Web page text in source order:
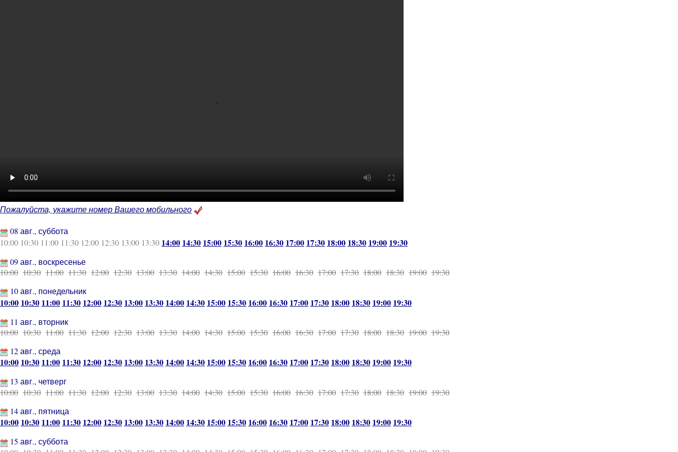
Пожалуйста, укажите номер Вашего мобильного
08 авг., суббота
10:00 10:30 11:00 11:30 12:00 12:30 13:00 13:30 14:00 14:30 15:00 15:30 16:00 16:30 17:00 17:30 18:00 18:30 19:00 19:30
09 авг., воскресенье
10:00 10:30 11:00 11:30 12:00 12:30 13:00 13:30 14:00 14:30 15:00 15:30 16:00 16:30 17:00 17:30 18:00 18:30 19:00 19:30
10 авг., понедельник
10:00 10:30 11:00 11:30 12:00 12:30 13:00 13:30 14:00 14:30 15:00 15:30 16:00 16:30 17:00 17:30 18:00 18:30 19:00 19:30
11 авг., вторник
10:00 10:30 11:00 11:30 12:00 12:30 13:00 13:30 14:00 14:30 15:00 15:30 16:00 16:30 17:00 17:30 18:00 18:30 19:00 19:30
12 авг., среда
10:00 10:30 11:00 11:30 12:00 12:30 13:00 13:30 14:00 14:30 15:00 15:30 16:00 16:30 17:00 17:30 18:00 18:30 19:00 19:30
13 авг., четверг
10:00 10:30 11:00 11:30 12:00 12:30 13:00 13:30 14:00 14:30 15:00 15:30 16:00 16:30 17:00 17:30 18:00 18:30 19:00 19:30
14 авг., пятница
10:00 10:30 11:00 11:30 12:00 12:30 13:00 13:30 14:00 14:30 15:00 15:30 16:00 16:30 17:00 17:30 18:00 18:30 19:00 19:30
15 авг., суббота